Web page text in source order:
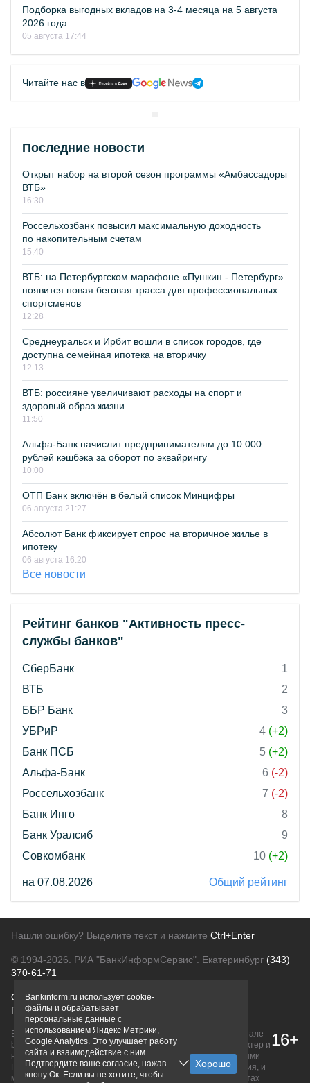
Подборка выгодных вкладов на 3-4 месяца на 5 августа
2026 года
05 августа 17:44
Читайте нас в
Последние новости
Открыт набор на второй сезон программы «Амбассадоры
ВТБ»
16:30
Россельхозбанк повысил максимальную доходность
по накопительным счетам
15:40
ВТБ: на Петербургском марафоне «Пушкин - Петербург»
появится новая беговая трасса для профессиональных
спортсменов
12:28
Среднеуральск и Ирбит вошли в список городов, где
доступна семейная ипотека на вторичку
12:13
ВТБ: россияне увеличивают расходы на спорт и
здоровый образ жизни
11:50
Альфа-Банк начислит предпринимателям до 10 000
рублей кэшбэка за оборот по эквайрингу
10:00
ОТП Банк включён в белый список Минцифры
06 августа 21:27
Абсолют Банк фиксирует спрос на вторичное жилье в
ипотеку
06 августа 16:20
Все новости
Рейтинг банков "Активность пресс-
службы банков"
СберБанк
1
ВТБ
2
ББР Банк
3
УБРиР
4 (+2)
Банк ПСБ
5 (+2)
Альфа-Банк
6 (-2)
Россельхозбанк
7 (-2)
Банк Инго
8
Банк Уралсиб
9
Совкомбанк
10 (+2)
на 07.08.2026 Общий рейтинг
Нашли ошибку? Выделите текст и нажмите Ctrl+Enter
© 1994-2026. РИА "БанкИнформСервис". Екатеринбург (343)
370-61-71
О проектеПолитика конфиденциальности
Правовая информацияДля рекламодателей
Вся информация о продуктах банков, размещенная на портале
bankinform.ru, носит исключительно ознакомительный характер и
не является публичной офертой, определяемой положениями
ГК РФ. Информация не содержит точного и полного описания, и
может быть изменена. Конечные условия уточняйте на сайтах
16+
Bankinform.ru использует cookie-
файлы и обрабатывает
персональные данные с
использованием Яндекс Метрики,
Google Analytics. Это улучшает работу
сайта и взаимодействие с ним.
Подтвердите ваше согласие, нажав
кнопу Ок. Если вы не хотите, чтобы